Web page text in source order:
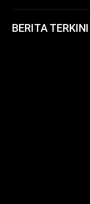
BERITA TERKINI